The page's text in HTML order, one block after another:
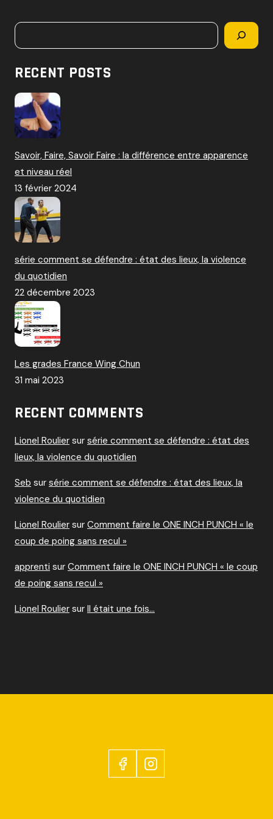
r
Rechercher
RECENT POSTS
Savoir, Faire, Savoir Faire : la différence entre apparence
et niveau réel
13 février 2024
série comment se défendre : état des lieux, la violence
du quotidien
22 décembre 2023
Les grades France Wing Chun
31 mai 2023
RECENT COMMENTS
Lionel Roulier sur série comment se défendre : état des
lieux, la violence du quotidien
Seb sur série comment se défendre : état des lieux, la
violence du quotidien
Lionel Roulier sur Comment faire le ONE INCH PUNCH « le
coup de poing sans recul »
apprenti sur Comment faire le ONE INCH PUNCH « le coup
de poing sans recul »
Lionel Roulier sur Il était une fois…